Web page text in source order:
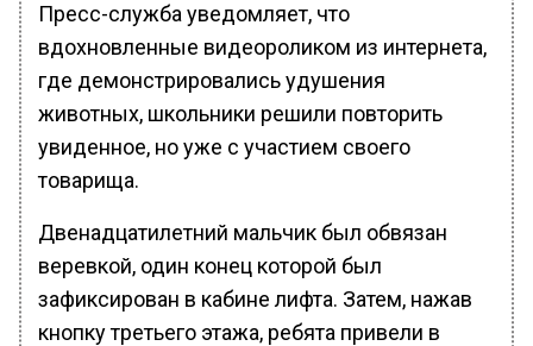
Пресс-служба уведомляет, что
вдохновленные видеороликом из интернета,
где демонстрировались удушения
животных, школьники решили повторить
увиденное, но уже с участием своего
товарища.
Двенадцатилетний мальчик был обвязан
веревкой, один конец которой был
зафиксирован в кабине лифта. Затем, нажав
кнопку третьего этажа, ребята привели в